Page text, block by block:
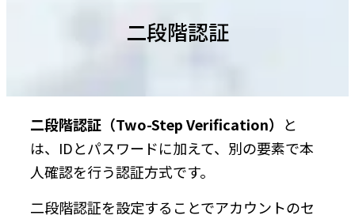
二段階認証
二段階認証（Two-Step Verification） と
は、IDとパスワードに加えて、別の要素で本
人確認を行う認証方式です。
二段階認証を設定することでアカウントのセ